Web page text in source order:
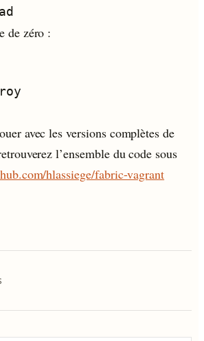
de zéro :
avec les versions complètes de
l’ensemble du code sous
hlassiege/fabric-vagrant